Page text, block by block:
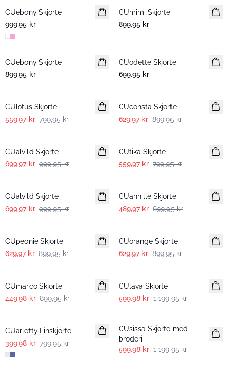
Nyhet
CUebony Skjorte
999,95 kr
Nyhet
CUmimi Skjorte
899,95 kr
Nyhet
CUebony Skjorte
899,95 kr
Nyhet
CUodette Skjorte
699,95 kr
CUlotus Skjorte
559,97 kr 799,95 kr
CUconsta Skjorte
629,97 kr 899,95 kr
CUalvild Skjorte
699,97 kr 999,95 kr
CUtika Skjorte
559,97 kr 799,95 kr
CUalvild Skjorte
699,97 kr 999,95 kr
CUannille Skjorte
489,97 kr 699,95 kr
CUpeonie Skjorte
629,97 kr 899,95 kr
CUorange Skjorte
629,97 kr 899,95 kr
CUmarco Skjorte
449,98 kr 899,95 kr
CUlava Skjorte
599,98 kr 1 199,95 kr
CUarletty Linskjorte
399,98 kr 799,95 kr
CUsissa Skjorte med
broderi
599,98 kr 1 199,95 kr